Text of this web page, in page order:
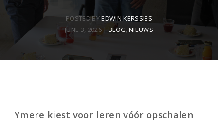
POSTED BYEDWIN KERSSIES
JUNE 3, 2026 | BLOG, NIEUWS
Ymere kiest voor leren vóór opschalen